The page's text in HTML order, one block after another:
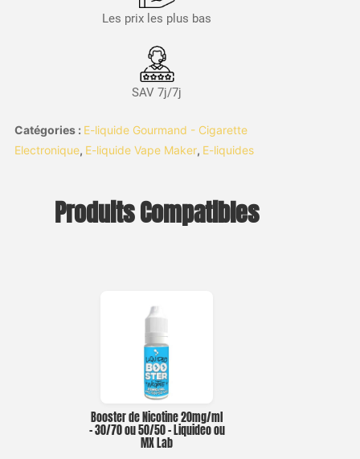
Les prix les plus bas
SAV 7j/7j
Catégories : E-liquide Gourmand - Cigarette
Electronique, E-liquide Vape Maker, E-liquides
Produits Compatibles
Booster de Nicotine 20mg/ml
– 30/70 ou 50/50 – Liquideo ou
MX Lab